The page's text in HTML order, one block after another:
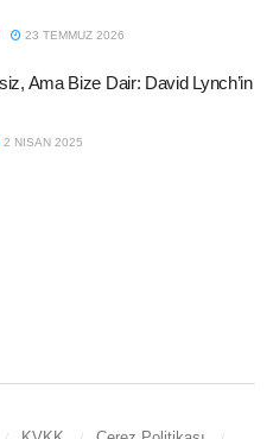
23 TEMMUZ 2026
Ama Bize Dair: David Lynch’in
2 NISAN 2025